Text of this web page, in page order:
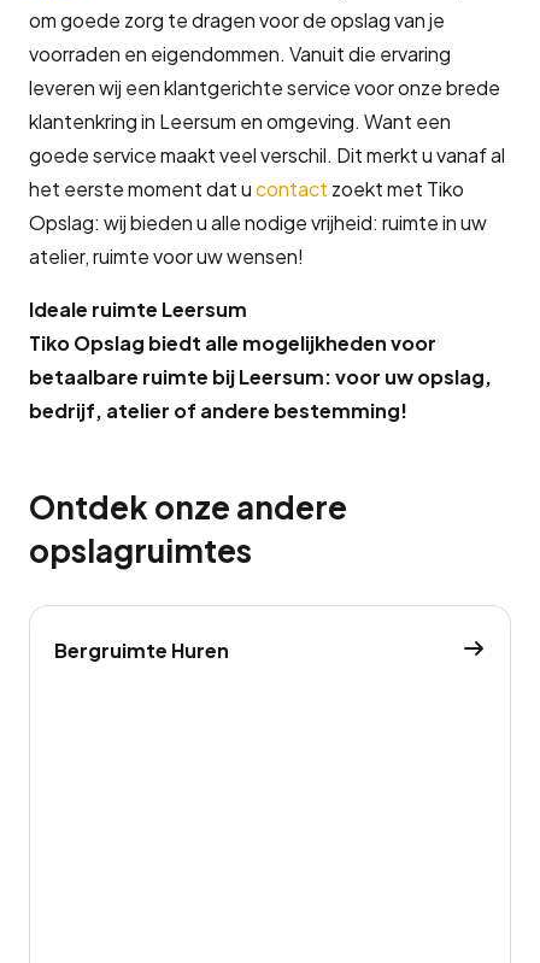
om goede zorg te dragen voor de opslag van je
voorraden en eigendommen. Vanuit die ervaring
leveren wij een klantgerichte service voor onze brede
klantenkring in Leersum en omgeving. Want een
goede service maakt veel verschil. Dit merkt u vanaf al
het eerste moment dat ucontact zoekt met Tiko
Opslag: wij bieden u alle nodige vrijheid: ruimte in uw
atelier, ruimte voor uw wensen!
Ideale ruimte Leersum
Tiko Opslag biedt alle mogelijkheden voor
betaalbare ruimte bij Leersum: voor uw opslag,
bedrijf, atelier of andere bestemming!
Ontdek onze andere
opslagruimtes
Bergruimte Huren